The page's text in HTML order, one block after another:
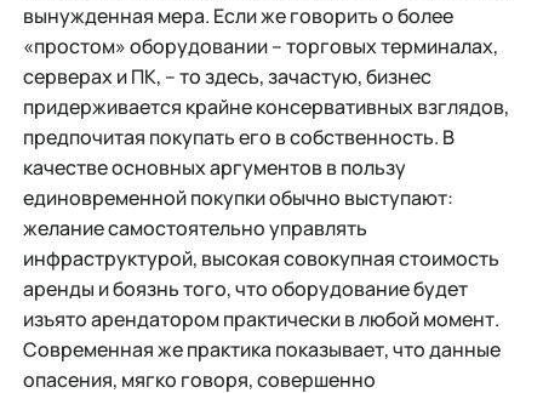
вынужденная мера. Если же говорить о более
«простом» оборудовании – торговых терминалах,
серверах и ПК, – то здесь, зачастую, бизнес
придерживается крайне консервативных взглядов,
предпочитая покупать его в собственность. В
качестве основных аргументов в пользу
единовременной покупки обычно выступают:
желание самостоятельно управлять
инфраструктурой, высокая совокупная стоимость
аренды и боязнь того, что оборудование будет
изъято арендатором практически в любой момент.
Современная же практика показывает, что данные
опасения, мягко говоря, совершенно